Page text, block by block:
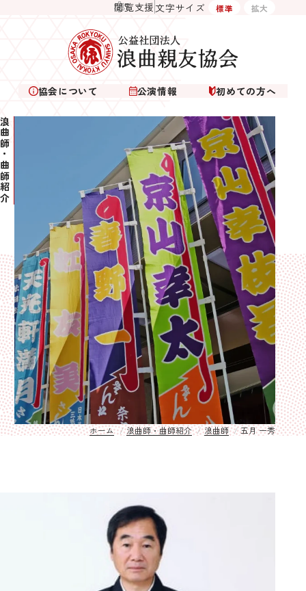
閲覧支援 文字サイズ 標準 拡大
協会について 公演情報 初めての方へ
師紹介
ホーム 浪曲師・曲師紹介 浪曲師 五月 一秀